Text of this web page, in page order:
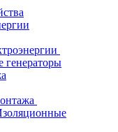
генераторы